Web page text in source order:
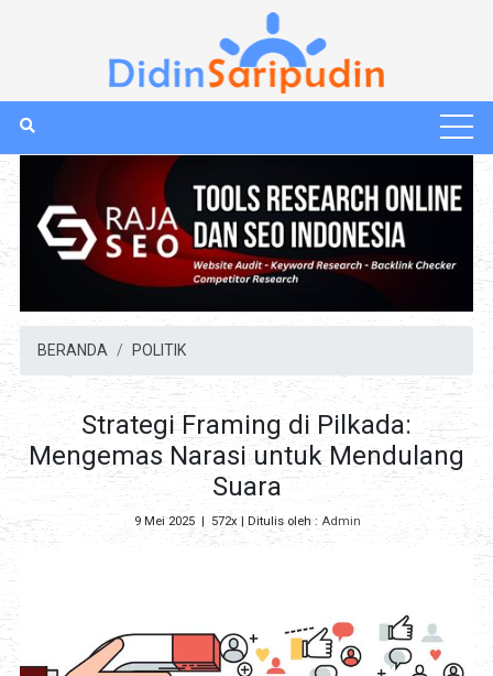
BERANDA POLITIK
Strategi Framing di Pilkada:
Mengemas Narasi untuk Mendulang
Suara
9 Mei 2025 572x | Ditulis oleh :Admin